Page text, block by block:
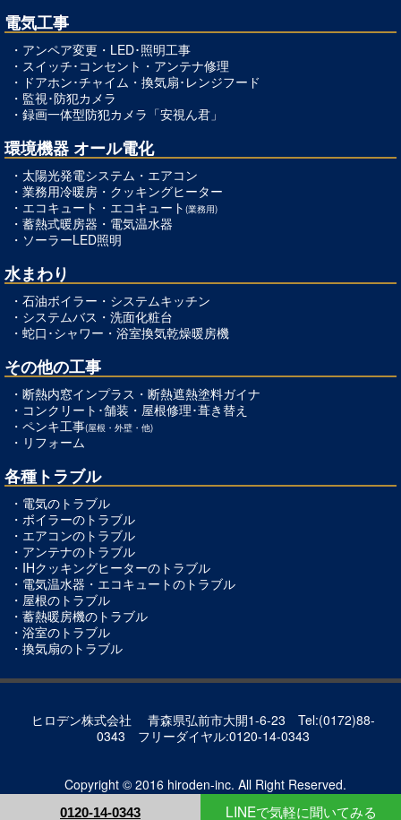
電気工事
・ アンペア変更 ・ LED･照明工事
・ スイッチ･コンセント ・ アンテナ修理
・ ドアホン･チャイム ・ 換気扇･レンジフード
・ 監視･防犯カメラ
・ 録画一体型防犯カメラ「安視ん君」
環境機器 オール電化
・太陽光発電システム・ エアコン
・ 業務用冷暖房 ・ クッキングヒーター
・ エコキュート ・ エコキュート (業務用)
・ 蓄熱式暖房器 ・ 電気温水器
・ ソーラーLED照明
水まわり
・ 石油ボイラー ・ システムキッチン
・ システムバス ・ 洗面化粧台
・ 蛇口･シャワー ・ 浴室換気乾燥暖房機
その他の工事
・ 断熱内窓インプラス ・ 断熱遮熱塗料ガイナ
・ コンクリート･舗装 ・ 屋根修理･葺き替え
・ ペンキ工事(屋根・外壁・他)
・ リフォーム
各種トラブル
・ 電気のトラブル
・ ボイラーのトラブル
・ エアコンのトラブル
・ アンテナのトラブル
・ IHクッキングヒーターのトラブル
・ 電気温水器・エコキュートのトラブル
・ 屋根のトラブル
・ 蓄熱暖房機のトラブル
・ 浴室のトラブル
・ 換気扇のトラブル
ヒロデン株式会社 青森県弘前市大開1-6-23 Tel:(0172)88-
0343 フリーダイヤル:0120-14-0343
Copyright © 2016 hiroden-inc. All Right Reserved.
0120-14-0343 LINEで気軽に聞いてみる